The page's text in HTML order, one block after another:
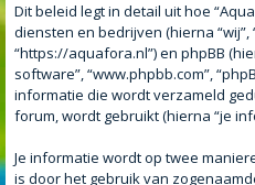
Dit beleid legt in detail uit hoe
diensten en bedrijven (hierna “wij”,
“https://aquafora.nl”) en phpBB
software”, “www.phpbb.com”,
informatie die wordt verzameld
forum, wordt gebruikt (hierna “je
Je informatie wordt op twee
is door het gebruik van